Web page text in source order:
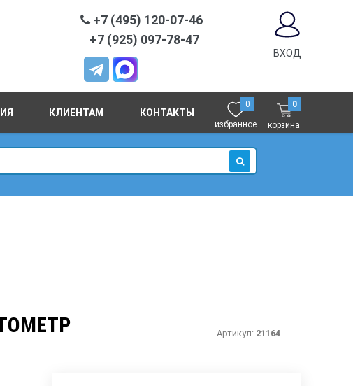
+7 (495) 120-07-46
+7 (925) 097-78-47
ВХОД
КЛИЕНТАМ КОНТАКТЫ
0
избранное
0
корзина
ИСКАТЬ
Артикул: 21164